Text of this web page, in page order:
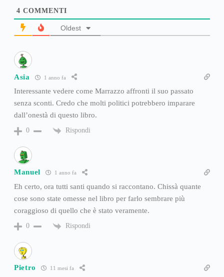
4 COMMENTI
Oldest
Asia 1 anno fa
Interessante vedere come Marrazzo affronti il suo passato
senza sconti. Credo che molti politici potrebbero imparare
dall’onestà di questo libro.
0 Rispondi
Manuel 1 anno fa
Eh certo, ora tutti santi quando si raccontano. Chissà quante
cose sono state omesse nel libro per farlo sembrare più
coraggioso di quello che è stato veramente.
0 Rispondi
Pietro 11 mesi fa